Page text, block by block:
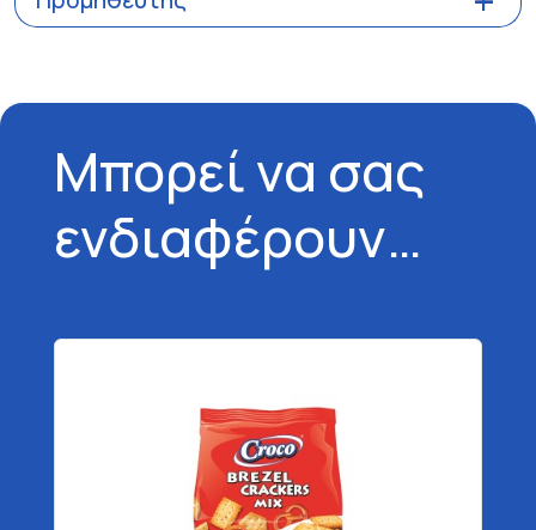
Μπορεί να σας
ενδιαφέρουν…